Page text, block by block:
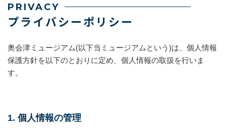
PRIVACY
プライバシーポリシー
奥会津ミュージアム(以下当ミュージアムという)は、個人情報
保護方針を以下のとおりに定め、個人情報の取扱を行いま
す。
1. 個人情報の管理